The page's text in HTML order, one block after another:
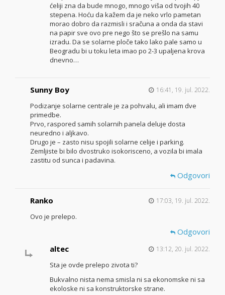
ćeliji zna da bude mnogo, mnogo viša od tvojih 40
stepena. Hoću da kažem da je neko vrlo pametan
morao dobro da razmisli i sračuna a onda da stavi
na papir sve ovo pre nego što se prešlo na samu
izradu. Da se solarne ploče tako lako pale samo u
Beogradu bi u toku leta imao po 2-3 upaljena krova
dnevno…
Sunny Boy 16:41, 19. jul. 2022.
Podizanje solarne centrale je za pohvalu, ali imam dve
primedbe.
Prvo, raspored samih solarnih panela deluje dosta
neuredno i aljkavo.
Drugo je – zasto nisu spojili solarne celije i parking.
Zemljiste bi bilo dvostruko isokorisceno, a vozila bi imala
zastitu od sunca i padavina.
Odgovori
Ranko 17:03, 19. jul. 2022.
Ovo je prelepo.
Odgovori
altec
13:12, 20. jul. 2022.
Sta je ovde prelepo zivota ti?
Bukvalno nista nema smisla ni sa ekonomske ni sa
ekoloske ni sa konstruktorske strane.